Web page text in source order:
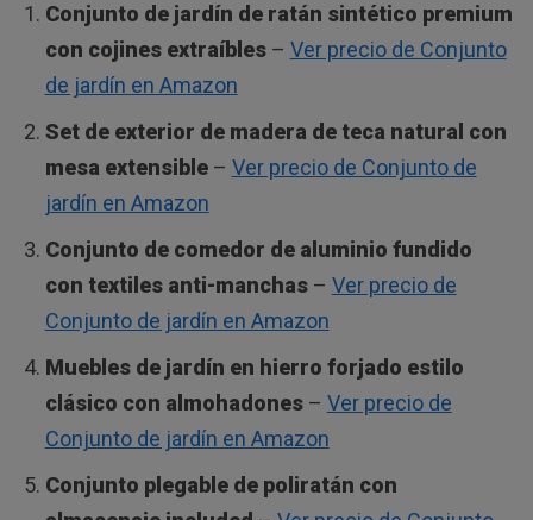
Conjunto de jardín de ratán sintético premium
con cojines extraíbles– Ver precio de Conjunto
de jardín en Amazon
Set de exterior de madera de teca natural con
mesa extensible– Ver precio de Conjunto de
jardín en Amazon
Conjunto de comedor de aluminio fundido
con textiles anti-manchas– Ver precio de
Conjunto de jardín en Amazon
Muebles de jardín en hierro forjado estilo
clásico con almohadones– Ver precio de
Conjunto de jardín en Amazon
Conjunto plegable de poliratán con